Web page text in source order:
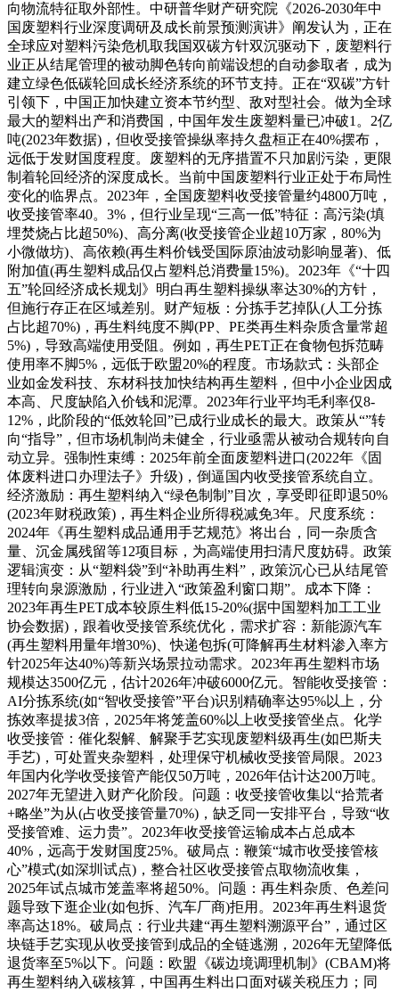
向物流特征取外部性。中研普华财产研究院《2026-2030年中
国废塑料行业深度调研及成长前景预测演讲》阐发认为，正在
全球应对塑料污染危机取我国双碳方针双沉驱动下，废塑料行
业正从结尾管理的被动脚色转向前端设想的自动参取者，成为
建立绿色低碳轮回成长经济系统的环节支持。正在“双碳”方针
引领下，中国正加快建立资本节约型、敌对型社会。做为全球
最大的塑料出产和消费国，中国年发生废塑料量已冲破1。2亿
吨(2023年数据)，但收受接管操纵率持久盘桓正在40%摆布，
远低于发财国度程度。废塑料的无序措置不只加剧污染，更限
制着轮回经济的深度成长。当前中国废塑料行业正处于布局性
变化的临界点。2023年，全国废塑料收受接管量约4800万吨，
收受接管率40。3%，但行业呈现“三高一低”特征：高污染(填
埋焚烧占比超50%)、高分离(收受接管企业超10万家，80%为
小微做坊)、高依赖(再生料价钱受国际原油波动影响显著)、低
附加值(再生塑料成品仅占塑料总消费量15%)。2023年《“十四
五”轮回经济成长规划》明白再生塑料操纵率达30%的方针，
但施行存正在区域差别。财产短板：分拣手艺掉队(人工分拣
占比超70%)，再生料纯度不脚(PP、PE类再生料杂质含量常超
5%)，导致高端使用受阻。例如，再生PET正在食物包拆范畴
使用率不脚5%，远低于欧盟20%的程度。市场款式：头部企
业如金发科技、东材科技加快结构再生塑料，但中小企业因成
本高、尺度缺陷入价钱和泥潭。2023年行业平均毛利率仅8-
12%，此阶段的“低效轮回”已成行业成长的最大。政策从“”转
向“指导”，但市场机制尚未健全，行业亟需从被动合规转向自
动立异。强制性束缚：2025年前全面废塑料进口(2022年《固
体废料进口办理法子》升级)，倒逼国内收受接管系统自立。
经济激励：再生塑料纳入“绿色制制”目次，享受即征即退50%
(2023年财税政策)，再生料企业所得税减免3年。尺度系统：
2024年《再生塑料成品通用手艺规范》将出台，同一杂质含
量、沉金属残留等12项目标，为高端使用扫清尺度妨碍。政策
逻辑演变：从“塑料袋”到“补助再生料”，政策沉心已从结尾管
理转向泉源激励，行业进入“政策盈利窗口期”。成本下降：
2023年再生PET成本较原生料低15-20%(据中国塑料加工工业
协会数据)，跟着收受接管系统优化，需求扩容：新能源汽车
(再生塑料用量年增30%)、快递包拆(可降解再生材料渗入率方
针2025年达40%)等新兴场景拉动需求。2023年再生塑料市场
规模达3500亿元，估计2026年冲破6000亿元。智能收受接管：
AI分拣系统(如“智收受接管”平台)识别精确率达95%以上，分
拣效率提拔3倍，2025年将笼盖60%以上收受接管坐点。化学
收受接管：催化裂解、解聚手艺实现废塑料级再生(如巴斯夫
手艺)，可处置夹杂塑料，处理保守机械收受接管局限。2023
年国内化学收受接管产能仅50万吨，2026年估计达200万吨。
2027年无望进入财产化阶段。问题：收受接管收集以“拾荒者
+略坐”为从(占收受接管量70%)，缺乏同一安排平台，导致“收
受接管难、运力贵”。2023年收受接管运输成本占总成本
40%，远高于发财国度25%。破局点：鞭策“城市收受接管核
心”模式(如深圳试点)，整合社区收受接管点取物流收集，
2025年试点城市笼盖率将超50%。问题：再生料杂质、色差问
题导致下逛企业(如包拆、汽车厂商)拒用。2023年再生料退货
率高达18%。破局点：行业共建“再生塑料溯源平台”，通过区
块链手艺实现从收受接管到成品的全链逃溯，2026年无望降低
退货率至5%以下。问题：欧盟《碳边境调理机制》(CBAM)将
再生塑料纳入碳核算，中国再生料出口面对碳关税压力；同